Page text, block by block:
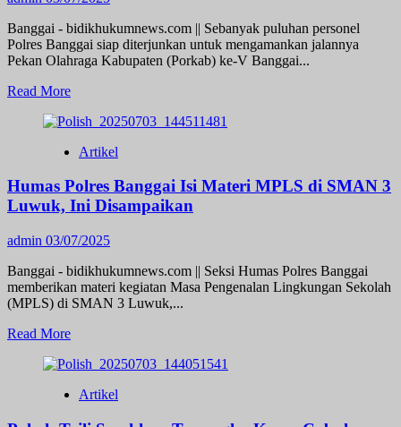
Warga
Dibobol
Maling
dan
Barang
Elektronik
Rp12
Raib
Banggai - bidikhukumnews.com || Sebanyak puluhan personel
Polres Banggai siap diterjunkan untuk mengamankan jalannya
Pekan Olahraga Kabupaten (Porkab) ke-V Banggai...
Read MoreRead
about
Polisi
Amankan
Jalannya
ke-
V
Banggai
2025
Artikel
Humas Polres Banggai Isi Materi MPLS di SMAN 3
Luwuk, Ini Disampaikan
admin 03/07/2025
Banggai - bidikhukumnews.com || Seksi Humas Polres Banggai
memberikan materi kegiatan Masa Pengenalan Lingkungan Sekolah
(MPLS) di SMAN 3 Luwuk,...
Read MoreRead
about
Polres
Artikel